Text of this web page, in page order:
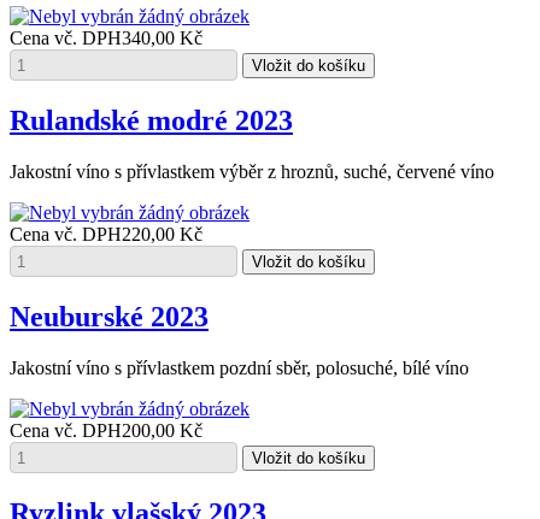
Cena vč. DPH340,00 Kč
Rulandské modré 2023
Jakostní víno s přívlastkem výběr z hroznů, suché, červené víno
Cena vč. DPH220,00 Kč
Neuburské 2023
Jakostní víno s přívlastkem pozdní sběr, polosuché, bílé víno
Cena vč. DPH200,00 Kč
Ryzlink vlašský 2023